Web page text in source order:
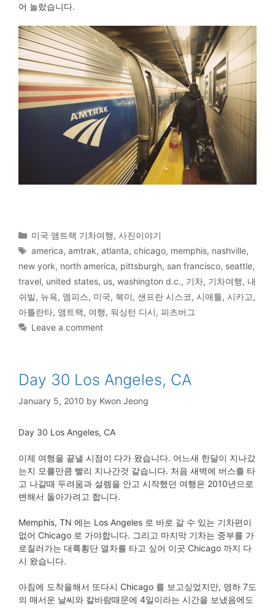
어 놀랐습니다.
Categories
미국 앰트랙 기차여행,사진이야기
Tags
america,amtrak,atlanta,chicago, memphis, nashville,
new york, north america, pittsburgh, san francisco, seattle,
travel, united states, us, washington d.c., 기차, 기차여행, 내
쉬빌, 뉴욕, 멤피스, 미국, 북미, 샌프란 시스코, 시애틀, 시카고,
아틀란타, 앰트랙, 여행, 워싱턴 디시, 피츠버그
Leave a comment
Day 30 Los Angeles, CA
January 5, 2010 by Kwon Jeong
Day 30 Los Angeles, CA
이제 여행을 끝낼 시점이 다가 왔습니다. 어느새 한달이 지나갔
는지 모를만큼 빨리 지나간것 같습니다. 처음 새벽에 버스를 타
고 나갈때 두려움과 설렘을 안고 시작했던 여행은 2010년으로
변해서 돌아가려고 합니다.
Memphis, TN 에는 Los Angeles 로 바로 갈 수 있는 기차편이
없어 Chicago 로 가야합니다. 그리고 마지막 기차는 중부를 가
로질러가는 대륙횡단 열차를 타고 싶어 이곳 Chicago 까지 다
시 왔습니다.
아침에 도착을해서 또다시 Chicago 를 보고싶었지만, 영하 7도
의 매서운 날씨와 칼바람때문에 4일이라는 시간을 보냈음에도